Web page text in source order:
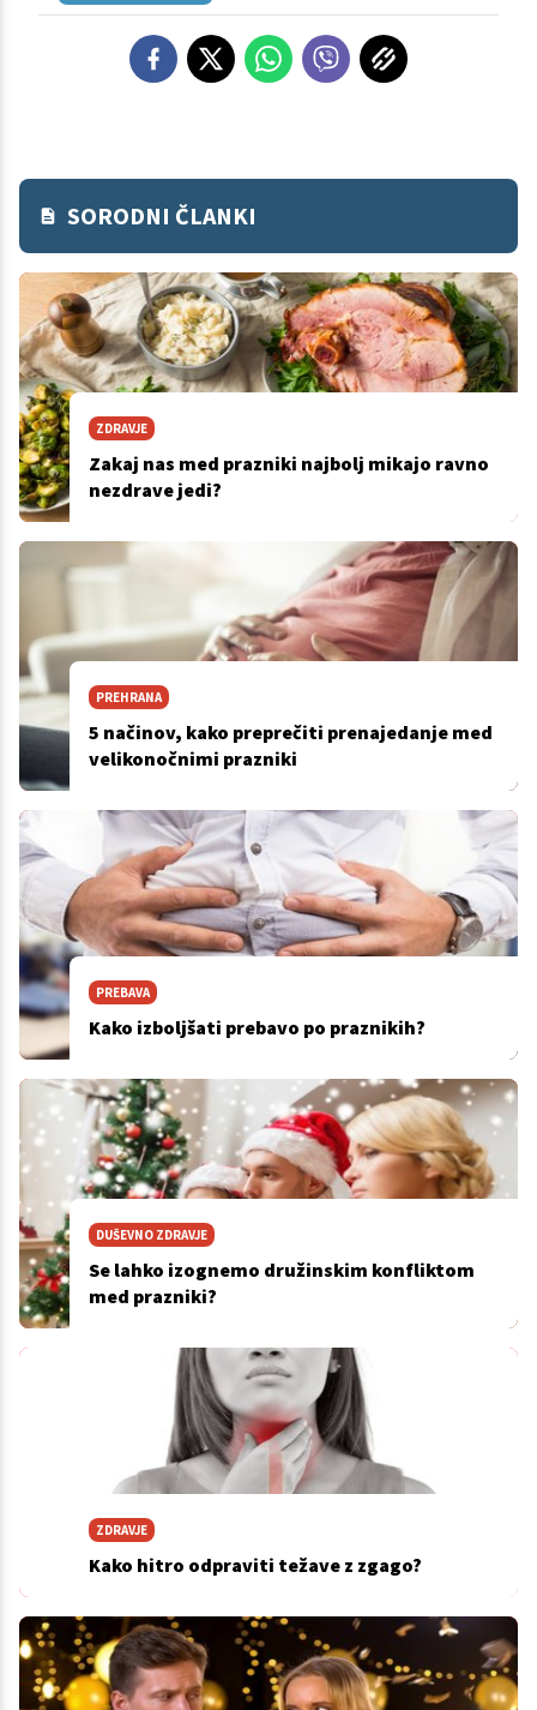
SORODNI ČLANKI
ZDRAVJE
Zakaj nas med prazniki najbolj mikajo ravno
nezdrave jedi?
PREHRANA
5 načinov, kako preprečiti prenajedanje med
velikonočnimi prazniki
PREBAVA
Kako izboljšati prebavo po praznikih?
DUŠEVNO ZDRAVJE
Se lahko izognemo družinskim konfliktom
med prazniki?
ZDRAVJE
Kako hitro odpraviti težave z zgago?